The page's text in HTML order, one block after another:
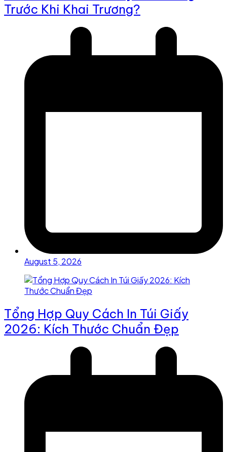
Trước Khi Khai Trương?
August 5, 2026
Tổng Hợp Quy Cách In Túi Giấy
2026: Kích Thước Chuẩn Đẹp